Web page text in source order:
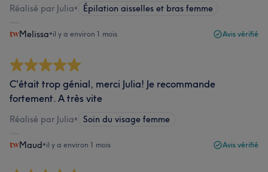
Réalisé par Julia• Épilation aisselles et bras femme
Melissa•il y a environ 1 mois Avis vérifié
C'était trop génial, merci Julia! Je recommande
fortement. A très vite
Réalisé par Julia• Soin du visage femme
Maud•il y a environ 1 mois Avis vérifié